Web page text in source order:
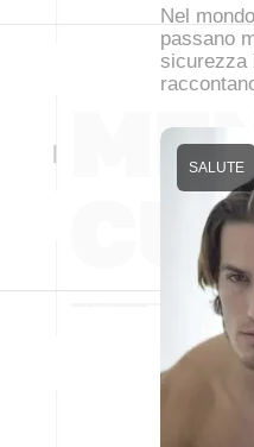
Nel
passano
sicurezza
SALUTE